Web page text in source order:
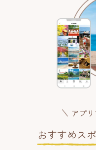
アプ
おすすめス